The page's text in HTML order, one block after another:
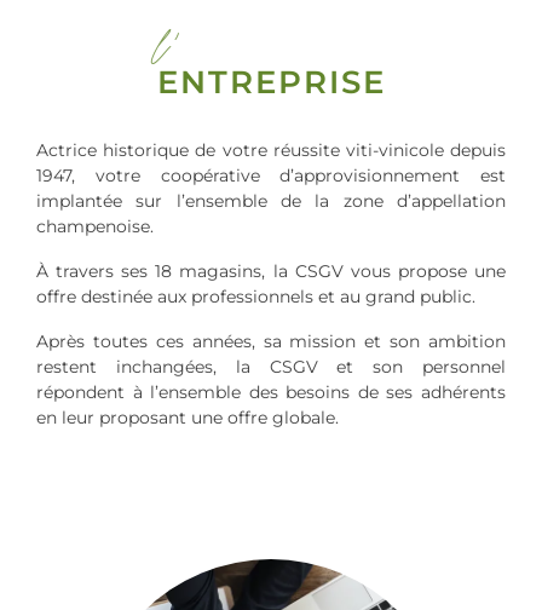
l'
ENTREPRISE
Actrice historique de votre réussite viti-vinicole depuis
1947, votre coopérative d’approvisionnement est
implantée sur l’ensemble de la zone d’appellation
champenoise.
À travers ses 18 magasins, la CSGV vous propose une
offre destinée aux professionnels et au grand public.
Après toutes ces années, sa mission et son ambition
restent inchangées, la CSGV et son personnel
répondent à l’ensemble des besoins de ses adhérents
en leur proposant une offre globale.